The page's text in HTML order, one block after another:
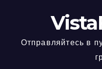
Отправляйтесь в